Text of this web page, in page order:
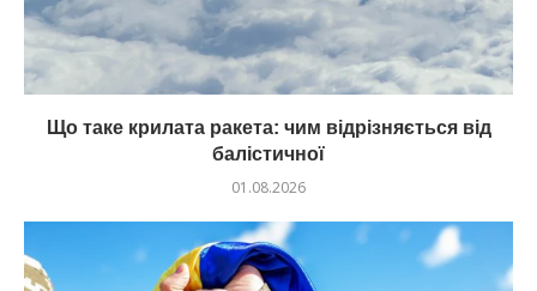
Що таке крилата ракета: чим відрізняється від
балістичної
01.08.2026